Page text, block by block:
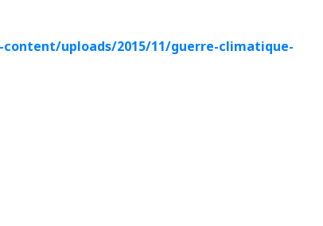
uploads/2015/11/guerre-climatique-